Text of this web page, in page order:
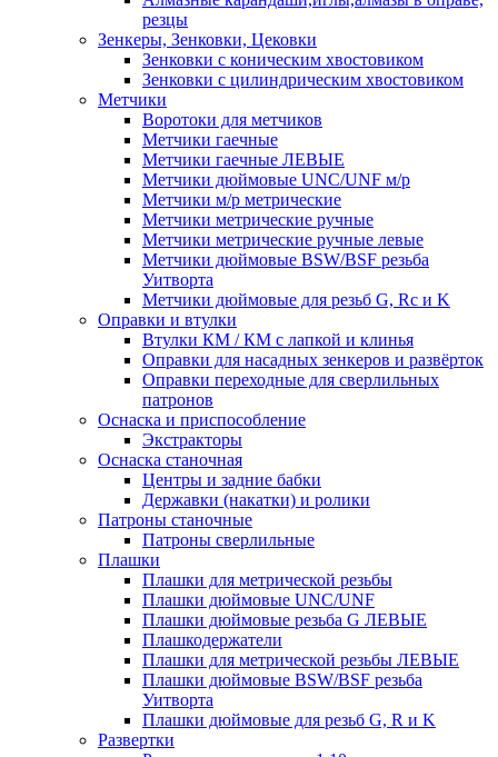
резцы
Зенкеры, Зенковки, Цековки
Зенковки с коническим хвостовиком
Зенковки с цилиндрическим хвостовиком
Метчики
Воротоки для метчиков
Метчики гаечные
Метчики гаечные ЛЕВЫЕ
Метчики дюймовые UNC/UNF м/р
Метчики м/р метрические
Метчики метрические ручные
Метчики метрические ручные левые
Метчики дюймовые BSW/BSF резьба
Уитворта
Метчики дюймовые для резьб G, Rc и K
Оправки и втулки
Втулки КМ / КМ с лапкой и клинья
Оправки для насадных зенкеров и развёрток
Оправки переходные для сверлильных
патронов
Оснаска и приспособление
Экстракторы
Оснаска станочная
Центры и задние бабки
Державки (накатки) и ролики
Патроны станочные
Патроны сверлильные
Плашки
Плашки для метрической резьбы
Плашки дюймовые UNC/UNF
Плашки дюймовые резьба G ЛЕВЫЕ
Плашкодержатели
Плашки для метрической резьбы ЛЕВЫЕ
Плашки дюймовые BSW/BSF резьба
Уитворта
Плашки дюймовые для резьб G, R и K
Развертки